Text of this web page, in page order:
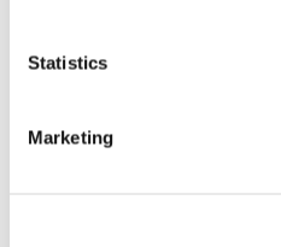
Statistics
Marketing
Efterrätt:
hotellens